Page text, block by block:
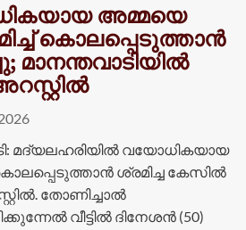
അമ്മയെ
കൊലപ്പെടുത്താൻ
മാനന്തവാടിയിൽ
മദ്യലഹരിയിൽ വയോധികയായ
ശ്രമിച്ച കേസിൽ
തോണിച്ചാൽ
വീട്ടിൽ ദിനേശൻ (50)